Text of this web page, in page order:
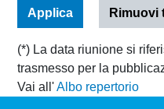
Applica Rimuovi
(*) La data riunione si
trasmesso per la
Vai all'Albo repertorio